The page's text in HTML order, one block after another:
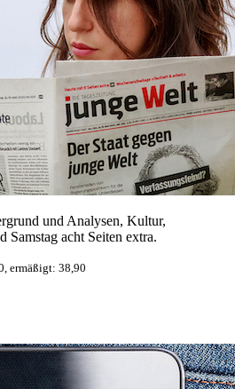
und Analysen, Kultur,
Samstag acht Seiten extra.
ermäßigt: 38,90